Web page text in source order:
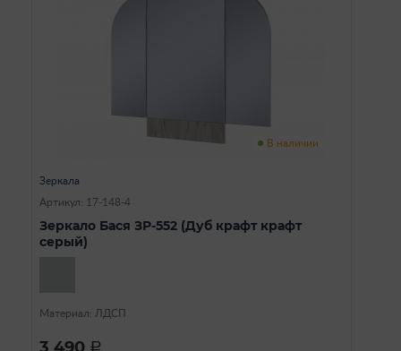
В наличии
Зеркала
Артикул: 17-148-4
Зеркало Бася ЗР-552 (Дуб крафт крафт
серый)
Материал: ЛДСП
a